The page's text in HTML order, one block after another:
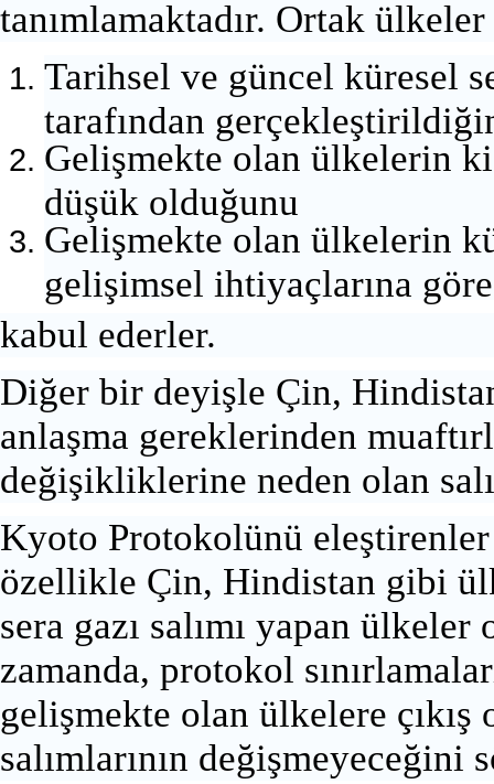
tanımlamaktadır. Ortak ülkeler
Tarihsel ve güncel küresel
tarafından
Gelişmekte olan ülkelerin
düşük olduğunu
Gelişmekte olan ülkelerin
gelişimsel ihtiyaçlarına göre
kabul ederler.
Diğer bir deyişle Çin,
anlaşma gereklerinden
değişikliklerine neden olan
Kyoto Protokolünü
özellikle Çin, Hindistan gibi
sera gazı salımı yapan
zamanda, protokol
gelişmekte olan ülkelere çıkış
salımlarının değişmeyeceğini